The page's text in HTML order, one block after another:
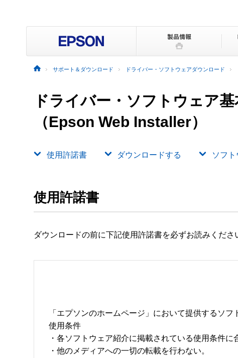
サポート＆ダウンロード ドライバー・ソフトウェアダウンロード
ドライバー・ソフトウェア基
（Epson Web Installer）
使用許諾書 ダウンロードする ソフ
使用許諾書
ダウンロードの前に下記使用許諾書を必ずお読みくださ
「エプソンのホームページ」において提供するソ
使用条件
・各ソフトウェア紹介に掲載されている使用条件に
・他のメディアへの一切の転載を行わない。